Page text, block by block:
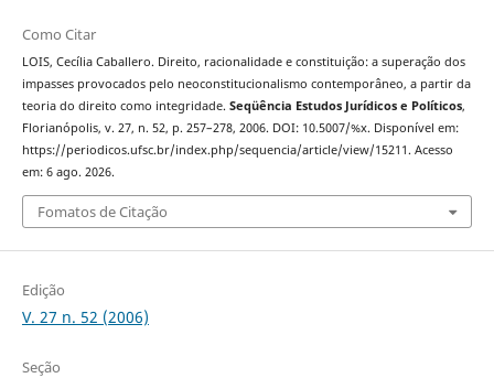
Como Citar
LOIS, Cecília Caballero. Direito, racionalidade e constituição: a superação dos
impasses provocados pelo neoconstitucionalismo contemporâneo, a partir da
teoria do direito como integridade. Seqüência Estudos Jurídicos e Políticos,
Florianópolis, v. 27, n. 52, p. 257–278, 2006. DOI: 10.5007/%x. Disponível em:
https://periodicos.ufsc.br/index.php/sequencia/article/view/15211. Acesso
em: 6 ago. 2026.
Fomatos de Citação
Edição
V. 27 n. 52 (2006)
Seção